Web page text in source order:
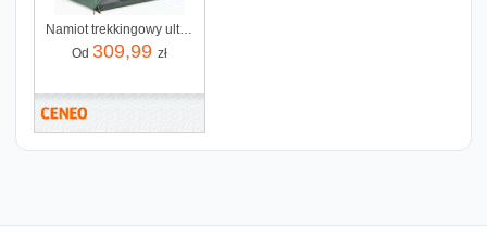
Namiot trekkingowy ultralekki 2-osobowy KADVA EXPEDIT 2 PRO zielony Wiosna 2025
Od 309,99 zł